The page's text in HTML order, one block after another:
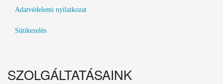
Adatvédelemi nyilatkozat
Sütikezelés
SZOLGÁLTATÁSAINK